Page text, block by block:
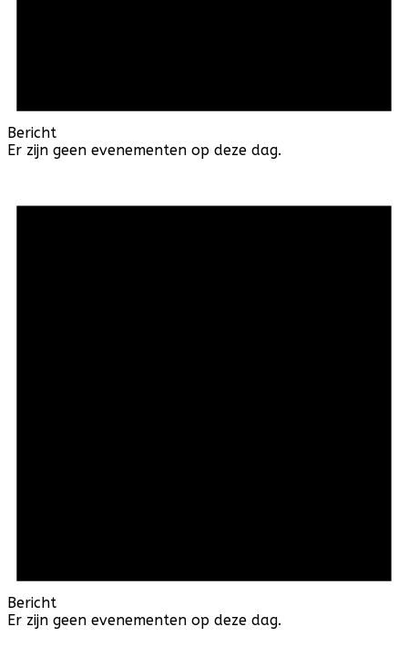
Bericht
Er zijn geen evenementen op deze dag.
Bericht
Er zijn geen evenementen op deze dag.